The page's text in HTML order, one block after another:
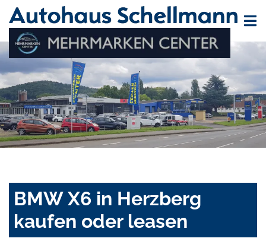
BMW X6 in Herzberg
kaufen oder leasen